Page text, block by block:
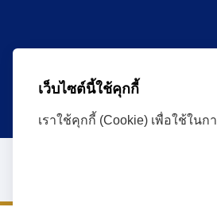
เว็บไซต์นี้ใช้คุกกี้
เราใช้คุกกี้ (Cookie) เพื่อใช้ใน